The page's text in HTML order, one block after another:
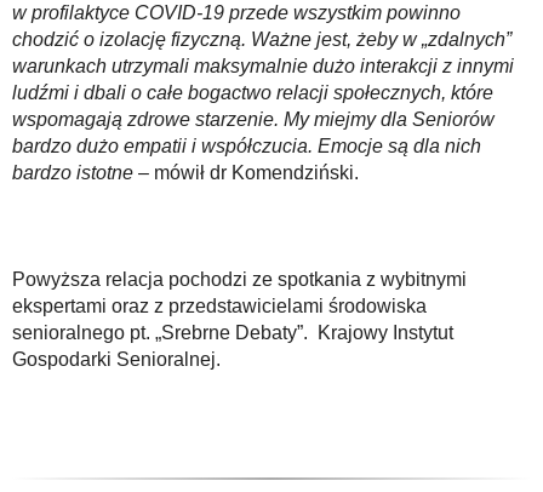
w profilaktyce COVID-19 przede wszystkim powinno
chodzić o izolację fizyczną. Ważne jest, żeby w „zdalnych”
warunkach utrzymali maksymalnie dużo interakcji z innymi
ludźmi i dbali o całe bogactwo relacji społecznych, które
wspomagają zdrowe starzenie. My miejmy dla Seniorów
bardzo dużo empatii i współczucia. Emocje są dla nich
bardzo istotne – mówił dr Komendziński.
Powyższa relacja pochodzi ze spotkania z wybitnymi
ekspertami oraz z przedstawicielami środowiska
senioralnego pt. „Srebrne Debaty”. Krajowy Instytut
Gospodarki Senioralnej.